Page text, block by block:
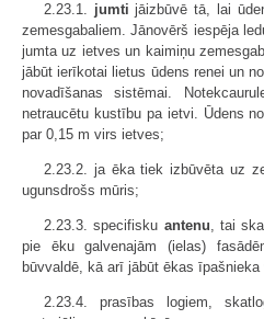
2.23.1. jumti jāizbūvē tā, lai
zemesgabaliem. Jānovērš iespēja
jumta uz ietves un kaimiņu
jābūt ierīkotai lietus ūdens renei un
novadīšanas sistēmai.
netraucētu kustību pa ietvi. Ūdens
par 0,15 m virs ietves;
2.23.2. ja ēka tiek izbūvēta uz
ugunsdrošs mūris;
2.23.3. specifisku antenu, tai
pie ēku galvenajām (ielas)
būvvaldē, kā arī jābūt ēkas
2.23.4. prasības logiem,